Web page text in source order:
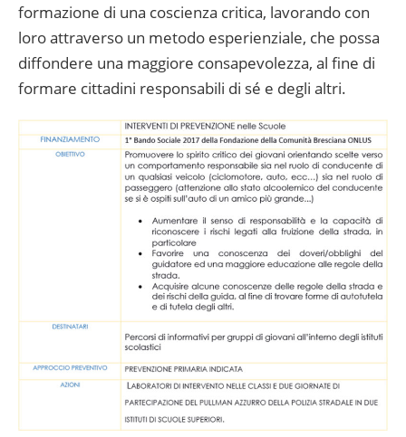
formazione di una coscienza critica, lavorando con
loro attraverso un metodo esperienziale, che possa
diffondere una maggiore consapevolezza, al fine di
formare cittadini responsabili di sé e degli altri.